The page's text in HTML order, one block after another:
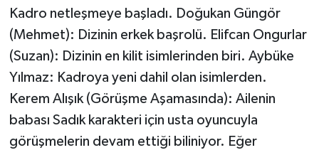
Kadro netleşmeye başladı. Doğukan Güngör
(Mehmet): Dizinin erkek başrolü. Elifcan Ongurlar
(Suzan): Dizinin en kilit isimlerinden biri. Aybüke
Yılmaz: Kadroya yeni dahil olan isimlerden.
Kerem Alışık (Görüşme Aşamasında): Ailenin
babası Sadık karakteri için usta oyuncuyla
görüşmelerin devam ettiği biliniyor. Eğer